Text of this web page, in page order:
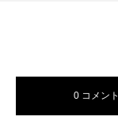
0 コメント